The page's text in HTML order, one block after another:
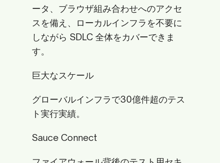
ータ、ブラウザ組み合わせへのアクセ
スを備え、ローカルインフラを不要に
しながら SDLC 全体をカバーできま
す。
巨大なスケール
グローバルインフラで30億件超のテス
ト実行実績。
Sauce Connect